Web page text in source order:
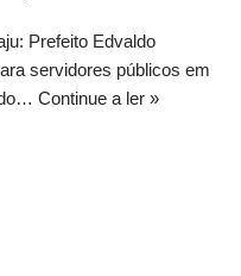
Prefeito Edvaldo
servidores públicos em
Continue a ler »